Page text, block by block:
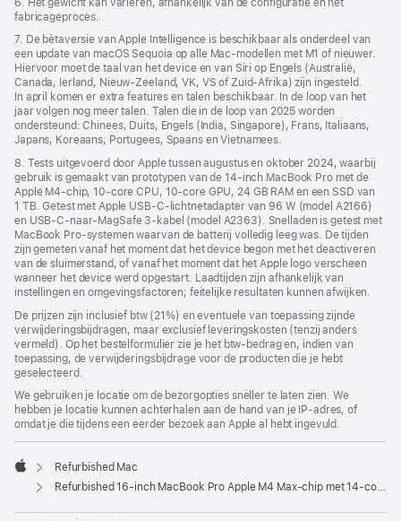
fabricageproces.
7. De bètaversie van Apple Intelligence is beschikbaar als onderdeel van
een update van macOS Sequoia op alle Mac-modellen met M1 of nieuwer.
Hiervoor moet de taal van het device en van Siri op Engels (Australië,
Canada, Ierland, Nieuw-Zeeland, VK, VS of Zuid-Afrika) zijn ingesteld.
In april komen er extra features en talen beschikbaar. In de loop van het
jaar volgen nog meer talen. Talen die in de loop van 2025 worden
ondersteund: Chinees, Duits, Engels (India, Singapore), Frans, Italiaans,
Japans, Koreaans, Portugees, Spaans en Vietnamees.
8. Tests uitgevoerd door Apple tussen augustus en oktober 2024, waarbij
gebruik is gemaakt van prototypen van de 14‑inch MacBook Pro met de
Apple M4-chip, 10‑core CPU, 10‑core GPU, 24 GB RAM en een SSD van
1 TB. Getest met Apple USB‑C-lichtnetadapter van 96 W (model A2166)
en USB‑C-naar-MagSafe 3-kabel (model A2363). Snelladen is getest met
MacBook Pro-systemen waarvan de batterij volledig leeg was. De tijden
zijn gemeten vanaf het moment dat het device begon met het deactiveren
van de sluimerstand, of vanaf het moment dat het Apple logo verscheen
wanneer het device werd opgestart. Laadtijden zijn afhankelijk van
instellingen en omgevings­­factoren; feitelijke resultaten kunnen afwijken.
De prijzen zijn inclusief btw (21%) en eventuele van toepassing zijnde
verwijderingsbijdragen, maar exclusief leveringskosten (tenzij anders
vermeld). Op het bestelformulier zie je het btw-bedrag en, indien van
toepassing, de verwijderingsbijdrage voor de producten die je hebt
geselecteerd.
We gebruiken je locatie om de bezorgopties sneller te laten zien. We
hebben je locatie kunnen achterhalen aan de hand van je IP-adres, of
omdat je die tijdens een eerder bezoek aan Apple al hebt ingevuld.
Apple
Refurbished Mac
Refurbished 16‑inch MacBook Pro Apple M4 Max-chip met 14‑core CPU en 32‑core GPU - Zilver